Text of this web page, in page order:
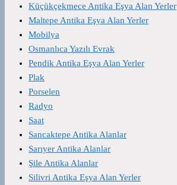
Küçükçekmece Antika Eşya Alan Yerler
Maltepe Antika Eşya Alan Yerler
Mobilya
Osmanlıca Yazılı Evrak
Pendik Antika Eşya Alan Yerler
Plak
Porselen
Radyo
Saat
Sancaktepe Antika Alanlar
Sarıyer Antika Alanlar
Şile Antika Alanlar
Silivri Antika Eşya Alan Yerler